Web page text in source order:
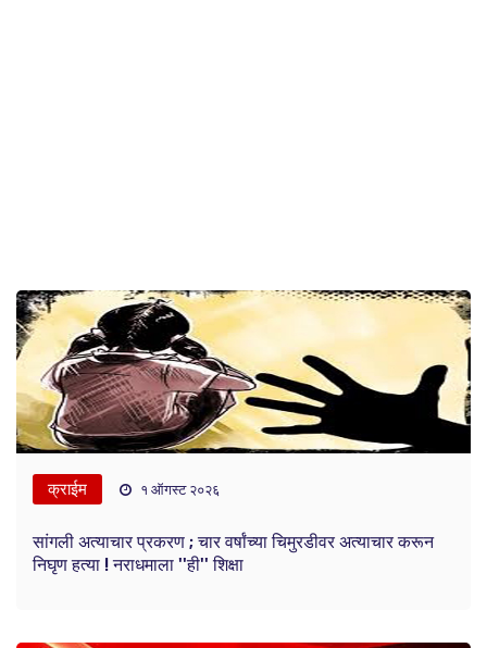
क्राईम १ ऑगस्ट २०२६
सांगली अत्याचार प्रकरण ; चार वर्षांच्या चिमुरडीवर अत्याचार करून
निघृण हत्या ! नराधमाला ''ही'' शिक्षा